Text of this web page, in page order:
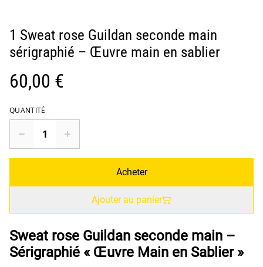
1 Sweat rose Guildan seconde main
sérigraphié – Œuvre main en sablier
60,00 €
QUANTITÉ
Acheter
Ajouter au panier
Sweat rose Guildan seconde main –
Sérigraphié « Œuvre Main en Sablier »